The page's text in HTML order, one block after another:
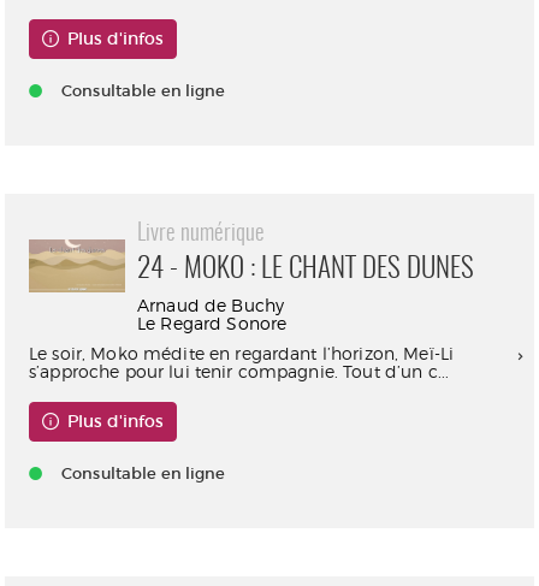
Plus d'infos
Consultable en ligne
Livre numérique
24 - MOKO : LE CHANT DES DUNES
Arnaud de Buchy
Le Regard Sonore
Le soir, Moko médite en regardant l’horizon, Meï-Li
s’approche pour lui tenir compagnie. Tout d’un c...
Plus d'infos
Consultable en ligne